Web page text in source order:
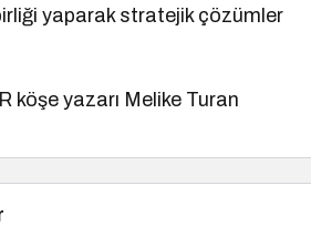
yaparak stratejik çözümler
köşe yazarı Melike Turan